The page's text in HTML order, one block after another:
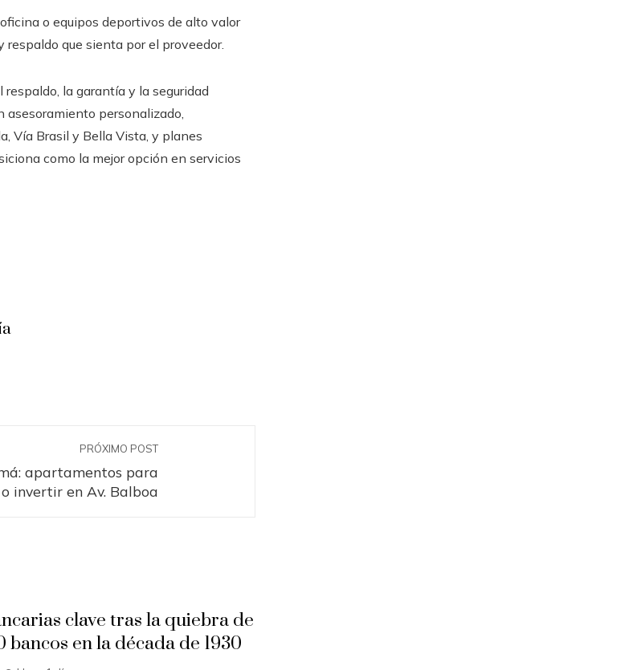
o equipos deportivos de alto valor
que sienta por el proveedor.
respaldo, la garantía y la seguridad
asesoramiento personalizado,
Vía Brasil y Bella Vista, y planes
como la mejor opción en servicios
PRÓXIMO POST
apartamentos para
invertir en Av. Balboa
clave tras la quiebra de
bancos en la década de 1930